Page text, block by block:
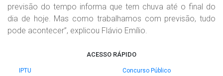
previsão do tempo informa que tem chuva até o final do
dia de hoje. Mas como trabalhamos com previsão, tudo
pode acontecer”, explicou Flávio Emílio.
ACESSO RÁPIDO
IPTU
Concurso Público